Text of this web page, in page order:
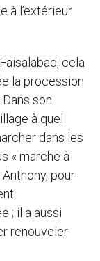
à l’extérieur
cela
la procession
son
à quel
dans les
« marche à
pour
; il a aussi
renouveler